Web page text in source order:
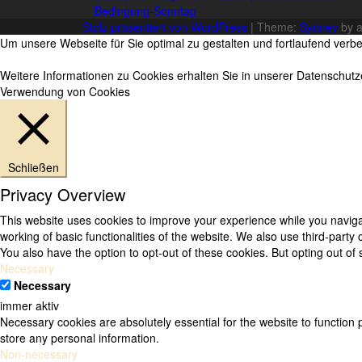
Bedingung-Sonntag
Stolz präsentiert von WordPress | Theme: Sydney by
Um unsere Webseite für Sie optimal zu gestalten und fortlaufend
Weitere Informationen zu Cookies erhalten Sie in unserer
Verwendung von Cookies
Schließen
Privacy Overview
This website uses cookies to improve your experience while you
working of basic functionalities of the website. We also use third-
You also have the option to opt-out of these cookies. But opting out
Necessary
Necessary
immer aktiv
Necessary cookies are absolutely essential for the website to
store any personal information.
Non-necessary